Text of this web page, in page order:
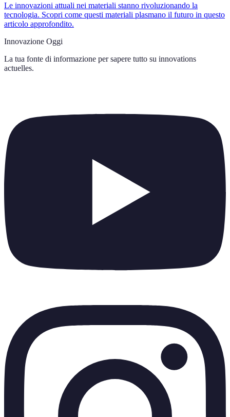
Le innovazioni attuali nei materiali stanno rivoluzionando la
tecnologia. Scopri come questi materiali plasmano il futuro in questo
articolo approfondito.
Innovazione Oggi
La tua fonte di informazione per sapere tutto su innovations
actuelles.